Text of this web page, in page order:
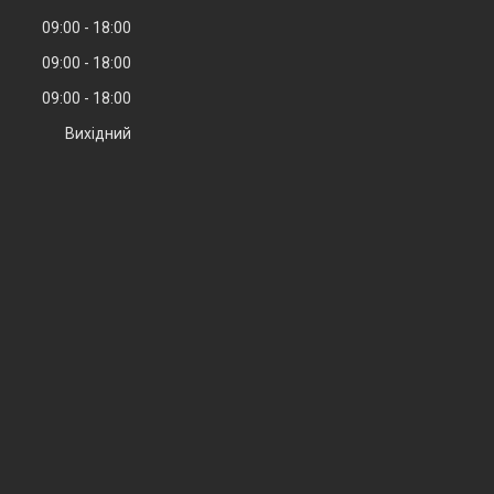
09:00
18:00
09:00
18:00
09:00
18:00
Вихідний